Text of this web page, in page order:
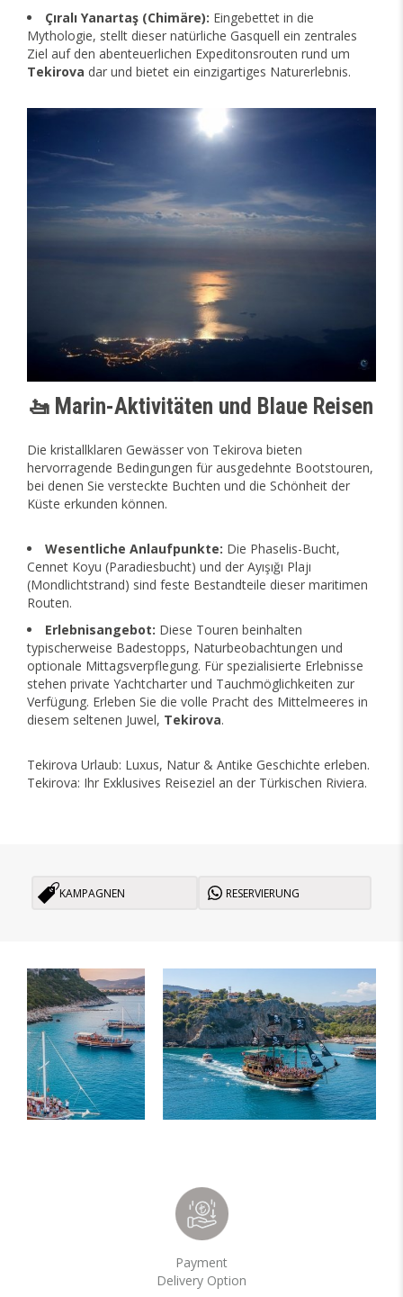
Çıralı Yanartaş (Chimäre): Eingebettet in die
Mythologie, stellt dieser natürliche Gasquell ein zentrales
Ziel auf den abenteuerlichen Expeditonsrouten rund um
Tekirova dar und bietet ein einzigartiges Naturerlebnis.
🚤 Marin-Aktivitäten und Blaue Reisen
Die kristallklaren Gewässer von Tekirova bieten
hervorragende Bedingungen für ausgedehnte Bootstouren,
bei denen Sie versteckte Buchten und die Schönheit der
Küste erkunden können.
Wesentliche Anlaufpunkte: Die Phaselis-Bucht,
Cennet Koyu (Paradiesbucht) und der Ayışığı Plajı
(Mondlichtstrand) sind feste Bestandteile dieser maritimen
Routen.
Erlebnisangebot: Diese Touren beinhalten
typischerweise Badestopps, Naturbeobachtungen und
optionale Mittagsverpflegung. Für spezialisierte Erlebnisse
stehen private Yachtcharter und Tauchmöglichkeiten zur
Verfügung. Erleben Sie die volle Pracht des Mittelmeeres in
diesem seltenen Juwel, Tekirova.
Tekirova Urlaub: Luxus, Natur & Antike Geschichte erleben.
Tekirova: Ihr Exklusives Reiseziel an der Türkischen Riviera.
KAMPAGNEN RESERVIERUNG
Payment
Delivery Option